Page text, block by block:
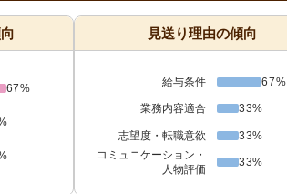
67%
見送り理由の傾向
給与条件 67%
業務内容適合 33%
志望度・転職意欲
33%
コミュニケーション・
人物評価
33%